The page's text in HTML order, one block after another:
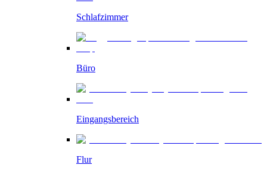
Schlafzimmer
Büro
Eingangsbereich
Flur